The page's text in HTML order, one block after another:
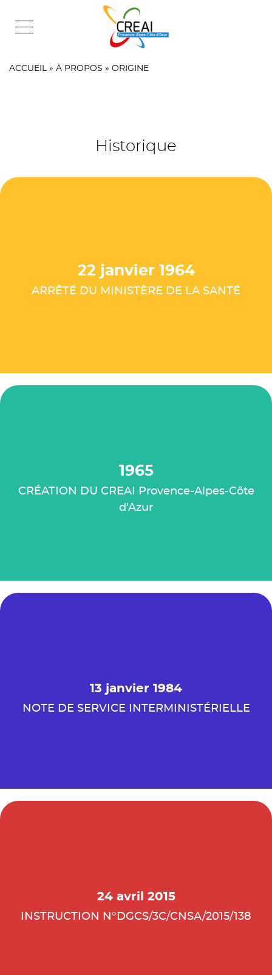
ACCUEIL » À PROPOS » ORIGINE
Historique
22 janvier 1964
ARRÊTÉ DU MINISTÈRE DE LA SANTÉ
1965
CRÉATION DU CREAI Provence-Alpes-Côte
d'Azur
13 janvier 1984
NOTE DE SERVICE INTERMINISTÉRIELLE
24 avril 2015
INSTRUCTION N°DGCS/3C/CNSA/2015/138